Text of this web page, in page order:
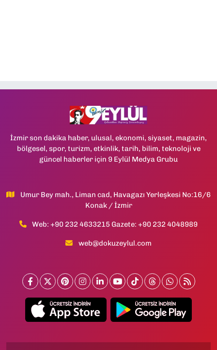
İzmir son dakika haber, ulusal, ekonomi, siyaset, magazin,
bölgesel, spor, turizm, etkinlik, tarih, bilim, teknoloji ve
güncel haberler için 9 Eylül Medya Grubu
Umur Bey mah., Liman cad, Havagazı Yerleşkesi No:16/6
Konak / İzmir
Web: +90 232 4633215 Gazete: +90 232 4048989
web@dokuzeylul.com